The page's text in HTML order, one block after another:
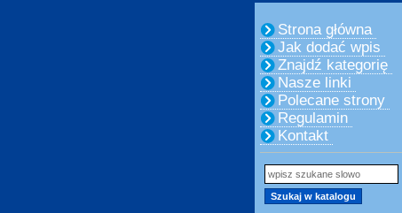
Strona główna
Jak dodać wpis
Znajdź kategorię
Nasze linki
Polecane strony
Regulamin
Kontakt